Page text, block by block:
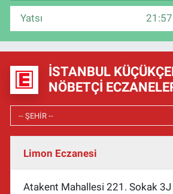
Yatsı 21:57
İSTANBUL
NÖBETÇI
Limon Eczanesi
Atakent Mahallesi 221. Sokak